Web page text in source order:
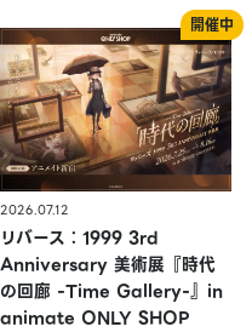
2026.07.12
リバース：1999 3rd
Anniversary 美術展『時代
の回廊 -Time Gallery-』in
animate ONLY SHOP